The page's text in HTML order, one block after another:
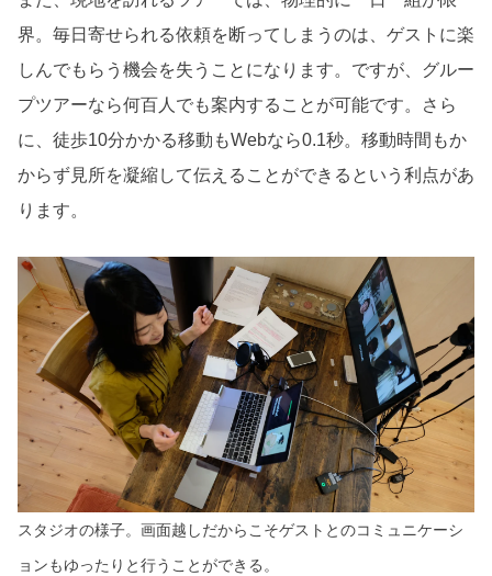
界。毎日寄せられる依頼を断ってしまうのは、ゲストに楽
しんでもらう機会を失うことになります。ですが、グルー
プツアーなら何百人でも案内することが可能です。さら
に、徒歩10分かかる移動もWebなら0.1秒。移動時間もか
からず見所を凝縮して伝えることができるという利点があ
ります。
スタジオの様子。画面越しだからこそゲストとのコミュニケーシ
ョンもゆったりと行うことができる。